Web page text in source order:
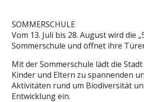
SOMMERSCHULE
Vom 13. Juli bis 28. August wird die
Sommerschule und öffnet ihre
Mit der Sommerschule lädt die
Kinder und Eltern zu spannenden
Aktivitäten rund um Biodiversität
Entwicklung ein.